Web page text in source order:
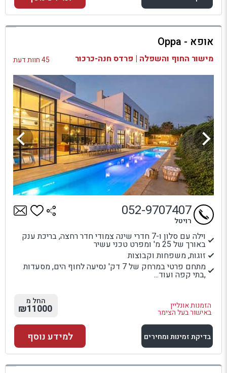
למתחם זה
בדיקת זמינות ומחירים
אופא - Oppa
מישור החוף והשפלה | פרדס חנה-כרכור 45 חוות דעת
וילה עם סלון ו-7 חדרי שינה צמודי חדר רחצה, בריכת ענק
באורך של 25 מ' ומפרט טכני עשיר
זוגות, משפחות וקבוצות
מתחם פרטי במרחק של 7 דק' נסיעה לחוף הים, מסעדות
,בתי קפה ועוד...
הזמנות אונליין
באישור בעל הצימר
052-9707407
רויטל
החל מ
₪11000
בדיקת זמינות ומחירים
למתחם זה
למידע נוסף